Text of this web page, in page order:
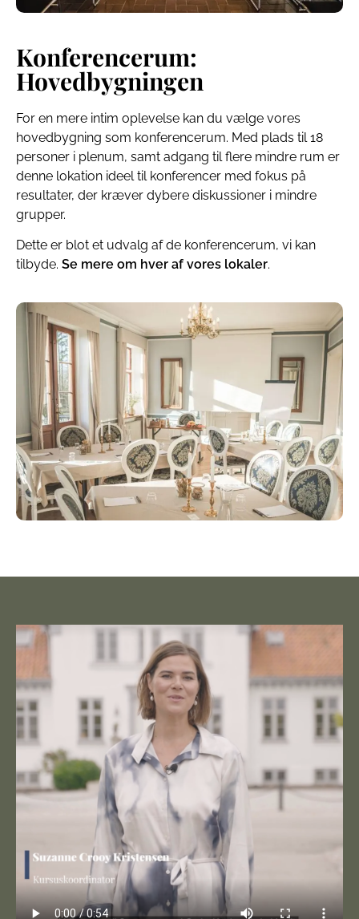
Konferencerum:
Hovedbygningen
For en mere intim oplevelse kan du vælge vores
hovedbygning som konferencerum. Med plads til 18
personer i plenum, samt adgang til flere mindre rum er
denne lokation ideel til konferencer med fokus på
resultater, der kræver dybere diskussioner i mindre
grupper.
Dette er blot et udvalg af de konferencerum, vi kan
tilbyde. Se mere om hver af vores lokaler.